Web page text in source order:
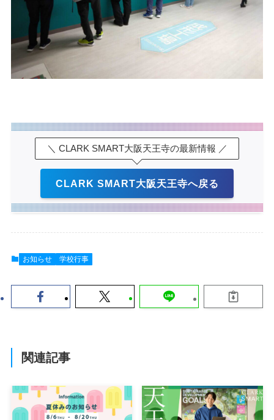
＼ CLARK SMART大阪天王寺の最新情報 ／
CLARK SMART大阪天王寺へ戻る
お知らせ 学校行事
関連記事